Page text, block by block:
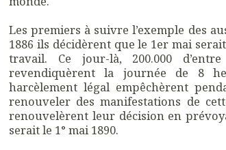
Les premiers à suivre l’exemple des
1886 ils décidèrent que le 1er mai
travail. Ce jour-là, 200.000
revendiquèrent la journée de 8
harcèlement légal empêchèrent
renouveler des manifestations de
renouvelèrent leur décision en
serait le 1° mai 1890.